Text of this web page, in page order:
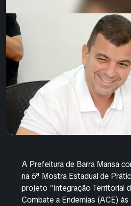
A Prefeitura de Barra Mansa
na 6ª Mostra Estadual de
projeto “Integração Territorial
Combate a Endemias (ACE) às